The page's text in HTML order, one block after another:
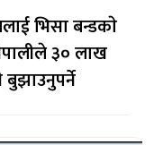
भिसा बन्डकाे
३० लाख